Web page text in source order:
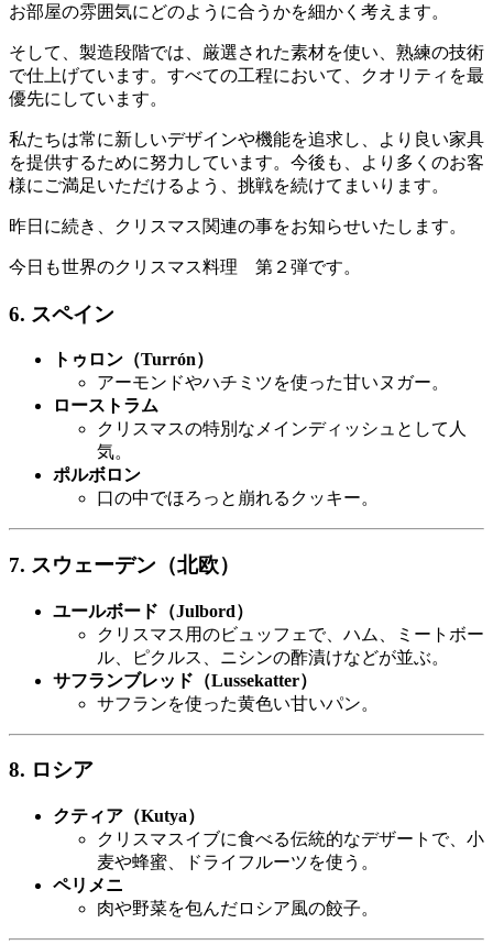
お部屋の雰囲気にどのように合うかを細かく考えます。
そして、製造段階では、厳選された素材を使い、熟練の技術
で仕上げています。すべての工程において、クオリティを最
優先にしています。
私たちは常に新しいデザインや機能を追求し、より良い家具
を提供するために努力しています。今後も、より多くのお客
様にご満足いただけるよう、挑戦を続けてまいります。
昨日に続き、クリスマス関連の事をお知らせいたします。
今日も世界のクリスマス料理 第２弾です。
6. スペイン
トゥロン（Turrón）
アーモンドやハチミツを使った甘いヌガー。
ローストラム
クリスマスの特別なメインディッシュとして人
気。
ポルボロン
口の中でほろっと崩れるクッキー。
7. スウェーデン（北欧）
ユールボード（Julbord）
クリスマス用のビュッフェで、ハム、ミートボー
ル、ピクルス、ニシンの酢漬けなどが並ぶ。
サフランブレッド（Lussekatter）
サフランを使った黄色い甘いパン。
8. ロシア
クティア（Kutya）
クリスマスイブに食べる伝統的なデザートで、小
麦や蜂蜜、ドライフルーツを使う。
ペリメニ
肉や野菜を包んだロシア風の餃子。